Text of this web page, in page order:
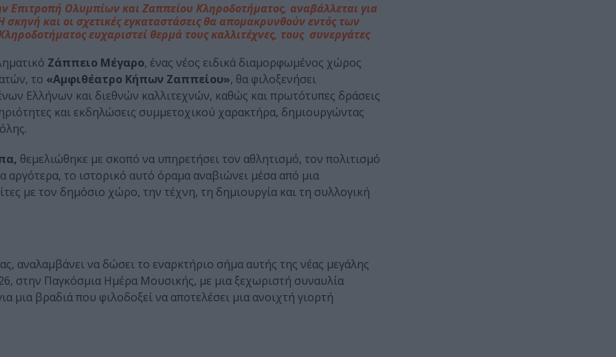
Επιτροπή Ολυμπίων και Ζαππείου Κληροδοτήματος, αναβάλλεται για
και οι σχετικές εγκαταστάσεις θα απομακρυνθούν εντός των
ευχαριστεί θερμά τους καλλιτέχνες, τους συνεργάτες
Ζάππειο Μέγαρο, ένας νέος ειδικά διαμορφωμένος χώρος
το «Αμφιθέατρο Κήπων Ζαππείου», θα φιλοξενήσει
Ελλήνων και διεθνών καλλιτεχνών, καθώς και πρωτότυπες δράσεις
και εκδηλώσεις συμμετοχικού χαρακτήρα, δημιουργώντας
θεμελιώθηκε με σκοπό να υπηρετήσει τον αθλητισμό, τον πολιτισμό
το ιστορικό αυτό όραμα αναβιώνει μέσα από μια
με τον δημόσιο χώρο, την τέχνη, τη δημιουργία και τη συλλογική
αναλαμβάνει να δώσει το εναρκτήριο σήμα αυτής της νέας μεγάλης
στην Παγκόσμια Ημέρα Μουσικής, με μια ξεχωριστή συναυλία
μια βραδιά που φιλοδοξεί να αποτελέσει μια ανοιχτή γιορτή